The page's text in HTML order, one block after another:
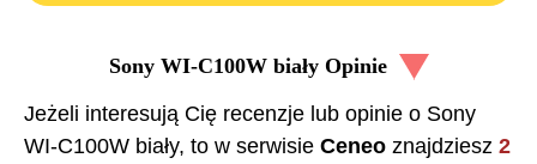
Sony WI-C100W białyOpinie
Jeżeli interesują Cię recenzje lub opinie o Sony
WI-C100W biały, to w serwisie Ceneo znajdziesz 2